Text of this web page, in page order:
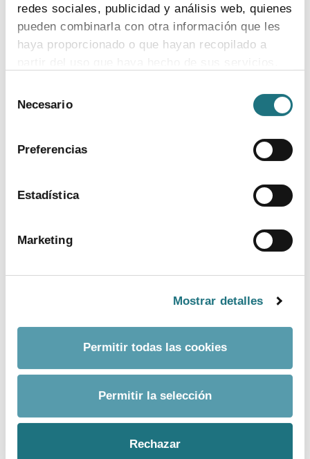
redes sociales, publicidad y análisis web, quienes
pueden combinarla con otra información que les
haya proporcionado o que hayan recopilado a
Para más información puede acceder a nuestra
Necesario
Preferencias
Estadística
Marketing
Mostrar detalles
Permitir todas las cookies
Permitir la selección
Rechazar
que viven en Galicia como de aquellos que, estando
desplazados, deban recibir asistencia sanitaria en dicha
Comunidad.
Para más información
Correo Electrónico:
prensa@farmaindustria.es
https://www.farmaindustria.es/web/prensa/
BUSCADOR AVANZADO